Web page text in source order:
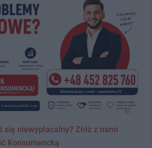
się niewypłacalny? Złóż z nami
Konsumencką